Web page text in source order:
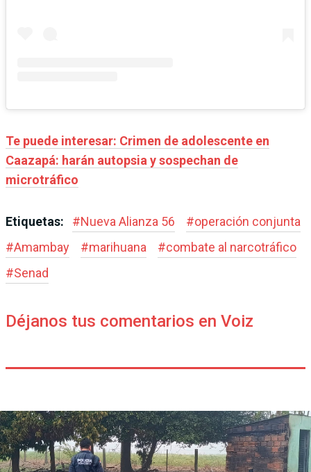
Te puede interesar: Crimen de adolescente en
Caazapá: harán autopsia y sospechan de
microtráfico
Etiquetas: #Nueva Alianza 56 #operación conjunta
#Amambay #marihuana #combate al narcotráfico
#Senad
Déjanos tus comentarios en Voiz